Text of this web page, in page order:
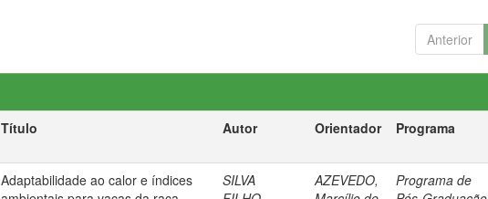
Anterior
Título Autor Orientador Programa
Adaptabilidade ao calor e índices
SILVA
AZEVEDO,
Programa de